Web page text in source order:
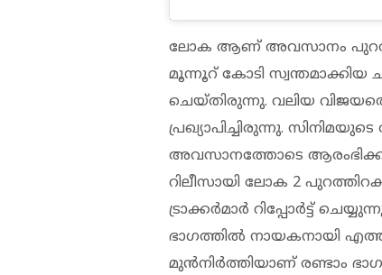
ലോക ആണ് അവസാനം
മൂന്നൂറ് കോടി സ്വന്തമാക്കിയ
ചെയ്തിരുന്നു. വലിയ
പ്രഖ്യാപിച്ചിരുന്നു. സിനിമയുടെ
അവസാനത്തോടെ
റിലീസായി ലോക 2
ട്രാക്കർമാർ റിപ്പോർട്ട്
ഭാഗത്തിൽ നായകനായി
മുൻനിർത്തിയാണ് രണ്ടാം